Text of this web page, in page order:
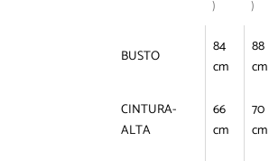
) )
BUSTO
84
cm
88
cm
CINTURA-
ALTA
66
cm
70
cm